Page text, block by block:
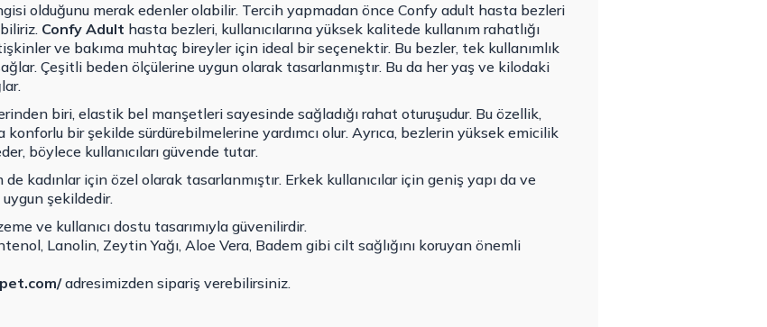
olduğunu merak edenler olabilir. Tercih yapmadan önce Confy adult hasta bezleri
Confy Adult hasta bezleri, kullanıcılarına yüksek kalitede kullanım rahatlığı
ve bakıma muhtaç bireyler için ideal bir seçenektir. Bu bezler, tek kullanımlık
Çeşitli beden ölçülerine uygun olarak tasarlanmıştır. Bu da her yaş ve kilodaki
biri, elastik bel manşetleri sayesinde sağladığı rahat oturuşudur. Bu özellik,
konforlu bir şekilde sürdürebilmelerine yardımcı olur. Ayrıca, bezlerin yüksek emicilik
böylece kullanıcıları güvende tutar.
kadınlar için özel olarak tasarlanmıştır. Erkek kullanıcılar için geniş yapı da ve
uygun şekildedir.
ve kullanıcı dostu tasarımıyla güvenilirdir.
Lanolin, Zeytin Yağı, Aloe Vera, Badem gibi cilt sağlığını koruyan önemli
adresimizden sipariş verebilirsiniz.